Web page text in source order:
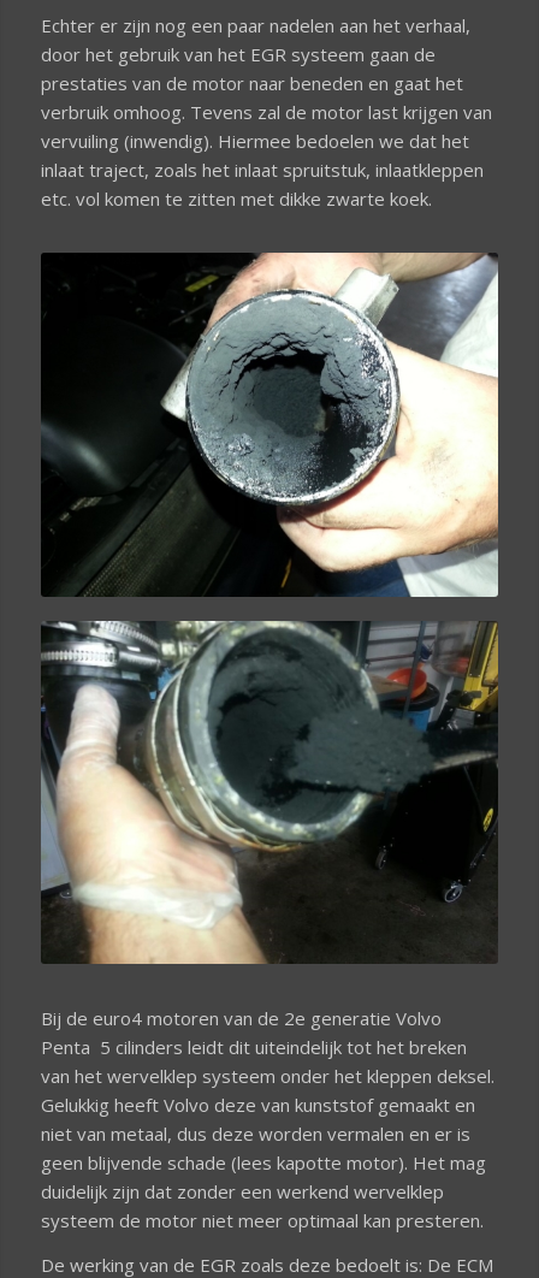
Echter er zijn nog een paar nadelen aan het verhaal,
door het gebruik van het EGR systeem gaan de
prestaties van de motor naar beneden en gaat het
verbruik omhoog. Tevens zal de motor last krijgen van
vervuiling (inwendig). Hiermee bedoelen we dat het
inlaat traject, zoals het inlaat spruitstuk, inlaatkleppen
etc. vol komen te zitten met dikke zwarte koek.
Bij de euro4 motoren van de 2e generatie Volvo
Penta 5 cilinders leidt dit uiteindelijk tot het breken
van het wervelklep systeem onder het kleppen deksel.
Gelukkig heeft Volvo deze van kunststof gemaakt en
niet van metaal, dus deze worden vermalen en er is
geen blijvende schade (lees kapotte motor). Het mag
duidelijk zijn dat zonder een werkend wervelklep
systeem de motor niet meer optimaal kan presteren.
De werking van de EGR zoals deze bedoelt is: De ECM